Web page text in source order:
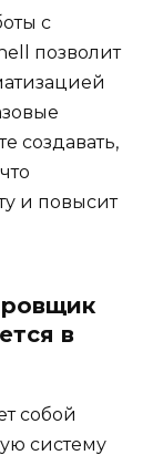
с
позволит
создавать,
и повысит
в
собой
систему